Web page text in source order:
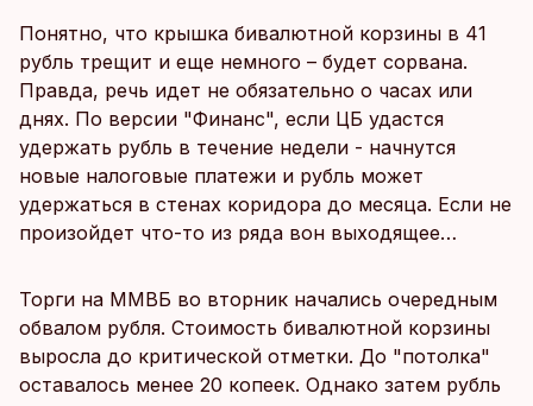
Понятно, что крышка бивалютной корзины в 41
рубль трещит и еще немного – будет сорвана.
Правда, речь идет не обязательно о часах или
днях. По версии "Финанс", если ЦБ удастся
удержать рубль в течение недели - начнутся
новые налоговые платежи и рубль может
удержаться в стенах коридора до месяца. Если не
произойдет что-то из ряда вон выходящее…
Торги на ММВБ во вторник начались очередным
обвалом рубля. Стоимость бивалютной корзины
выросла до критической отметки. До "потолка"
оставалось менее 20 копеек. Однако затем рубль